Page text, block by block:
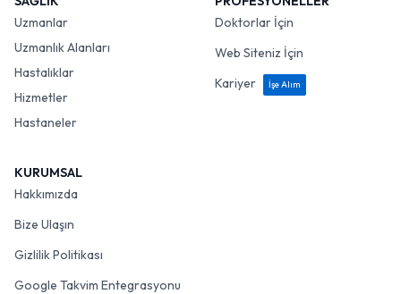
Uzmanlar
Uzmanlık Alanları
Hastalıklar
Hizmetler
Hastaneler
Doktorlar İçin
Web Siteniz İçin
Kariyer
İşe Alım
KURUMSAL
Hakkımızda
Bize Ulaşın
Gizlilik Politikası
Google Takvim Entegrasyonu